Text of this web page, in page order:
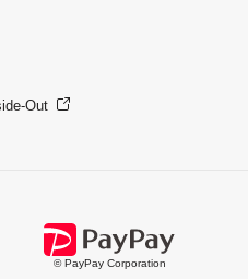
Out
© PayPay Corporation